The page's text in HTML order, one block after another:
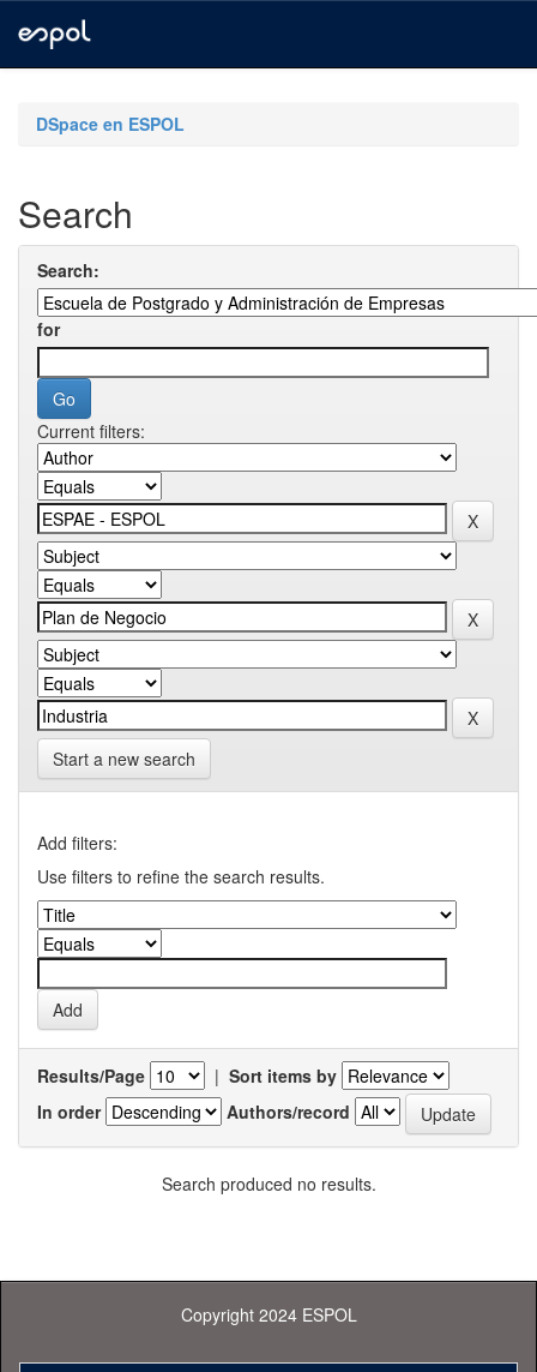
navigationDSpace en ESPOL
Search
Search:
for
Current filters:
Start a new search
Add filters:
Use filters to refine the search results.
Results/Page | Sort items by
In order
Authors/record
Search produced no results.
Copyright 2024 ESPOL